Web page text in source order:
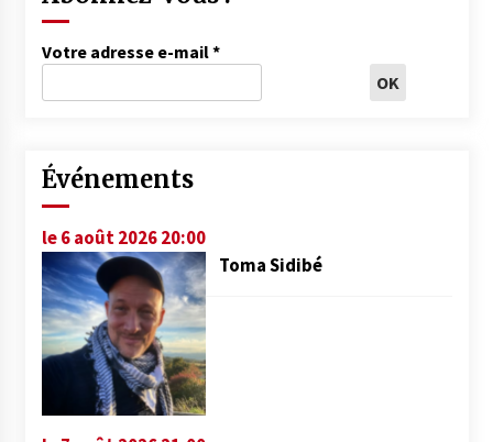
Votre adresse e-mail*
Événements
le 6 août 2026 20:00
Toma Sidibé